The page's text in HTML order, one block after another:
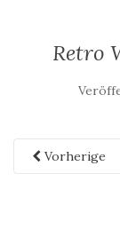
Retro
Vorherige